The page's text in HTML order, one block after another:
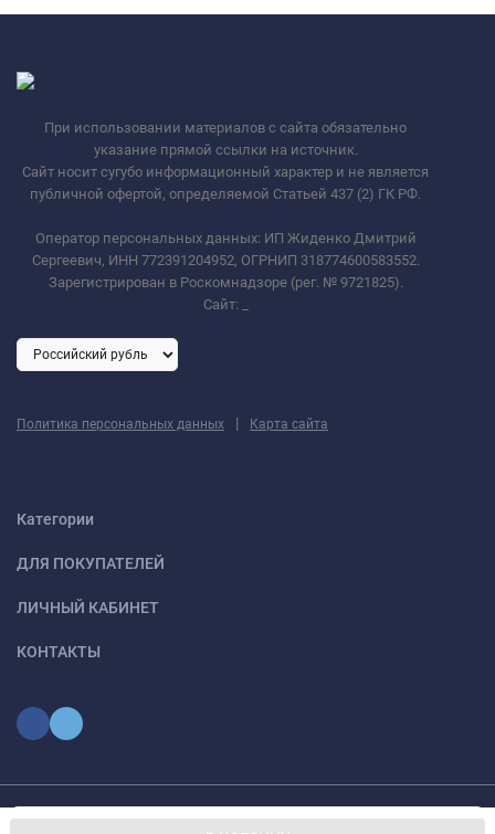
При использовании материалов с сайта обязательно
указание прямой ссылки на источник.
Сайт носит сугубо информационный характер и не является
публичной офертой, определяемой Статьей 437 (2) ГК РФ.
Оператор персональных данных: ИП Жиденко Дмитрий
Сергеевич, ИНН 772391204952, ОГРНИП 318774600583552.
Зарегистрирован в Роскомнадзоре (рег. № 9721825).
Сайт:
Политика персональных данных | Карта сайта
Категории
ДЛЯ ПОКУПАТЕЛЕЙ
ЛИЧНЫЙ КАБИНЕТ
КОНТАКТЫ